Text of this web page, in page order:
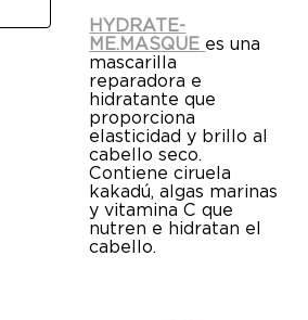
HYDRATE-
ME.MASQUE es una
mascarilla
reparadora e
hidratante que
proporciona
elasticidad y brillo al
cabello seco.
Contiene ciruela
kakadú, algas marinas
y vitamina C que
nutren e hidratan el
cabello.